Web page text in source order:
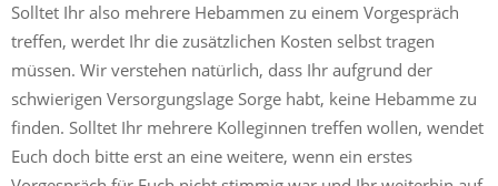
Solltet Ihr also mehrere Hebammen zu einem Vorgespräch
treffen, werdet Ihr die zusätzlichen Kosten selbst tragen
müssen. Wir verstehen natürlich, dass Ihr aufgrund der
schwierigen Versorgungslage Sorge habt, keine Hebamme zu
finden. Solltet Ihr mehrere Kolleginnen treffen wollen, wendet
Euch doch bitte erst an eine weitere, wenn ein erstes